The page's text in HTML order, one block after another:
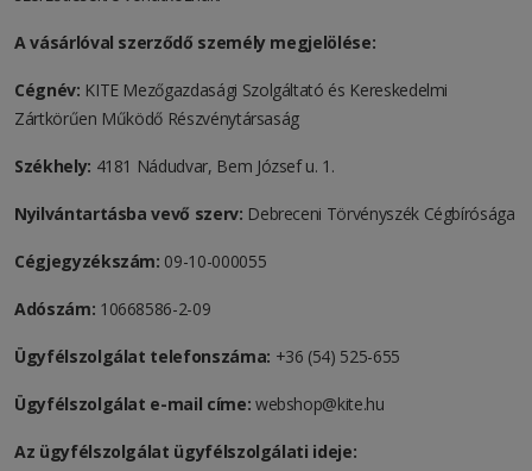
A vásárlóval szerződő személy megjelölése:
Cégnév: KITE Mezőgazdasági Szolgáltató és Kereskedelmi
Zártkörűen Működő Részvénytársaság
Székhely: 4181 Nádudvar, Bem József u. 1.
Nyilvántartásba vevő szerv: Debreceni Törvényszék Cégbírósága
Cégjegyzékszám: 09-10-000055
Adószám: 10668586-2-09
Ügyfélszolgálat telefonszáma: +36 (54) 525-655
Ügyfélszolgálat e-mail címe: webshop@kite.hu
Az ügyfélszolgálat ügyfélszolgálati ideje: